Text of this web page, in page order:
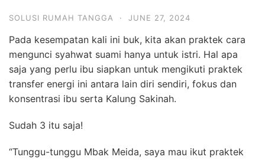
SOLUSI RUMAH TANGGA · JUNE 27, 2024
Pada kesempatan kali ini buk, kita akan praktek cara
mengunci syahwat suami hanya untuk istri. Hal apa
saja yang perlu ibu siapkan untuk mengikuti praktek
transfer energi ini antara lain diri sendiri, fokus dan
konsentrasi ibu serta Kalung Sakinah.
Sudah 3 itu saja!
“Tunggu-tunggu Mbak Meida, saya mau ikut praktek